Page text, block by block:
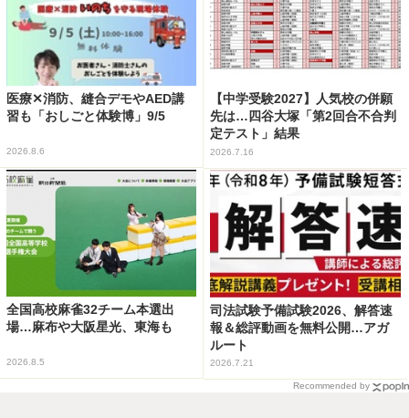
医療✕消防、縫合デモやAED講
習も「おしごと体験博」9/5
2026.8.6
【中学受験2027】人気校の併願
先は…四谷大塚「第2回合不合判
定テスト」結果
2026.7.16
全国高校麻雀32チーム本選出
場…麻布や大阪星光、東海も
2026.8.5
司法試験予備試験2026、解答速
報＆総評動画を無料公開…アガ
ルート
2026.7.21
Recommended by